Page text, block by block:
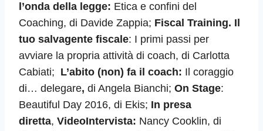
l’onda della legge: Etica e confini del
Coaching, di Davide Zappia; Fiscal Training. Il
tuo salvagente fiscale: I primi passi per
avviare la propria attività di coach, di Carlotta
Cabiati; L’abito (non) fa il coach: Il coraggio
di… delegare, di Angela Bianchi; On Stage:
Beautiful Day 2016, di Ekis; In presa
diretta, VideoIntervista: Nancy Cooklin, di